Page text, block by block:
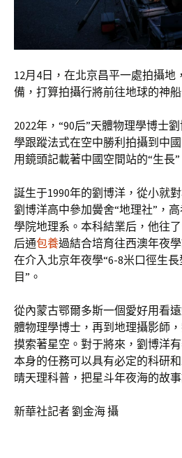
12月4日，在北京昌平一處拍攝地
備，打算拍攝行將前往地球的神
2022年，“90后”天體物理學博士
學跟蹤法式在空中勝利拍攝到中
用鏡頭記載著中國空間站的“生長”
誕生于1990年的劉博洋，從小就
劉博洋高中參加黌舍“地理社”，
學院地理系。本科結業后，他往
后通包養過結合培育往西澳年夜
在介入北京年夜學“6-8米口徑生
目”。
從內蒙古鄂爾多斯一個愛好用看
體物理學博士，再到地理攝影師
摸索著星空。對于將來，劉博洋
本身的任務可以具有必定的科研
晴天理科普，把星斗年夜海的故
新華社記者 劉金海 攝